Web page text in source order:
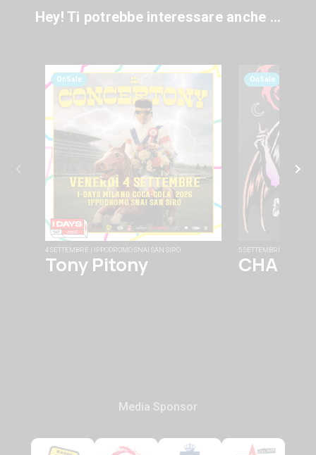
Hey! Ti potrebbe interessare anche ...
OnSale
4 SETTEMBRE | IPPODROMO SNAI SAN SIRO
Tony Pitony
OnSale
5 SETTEMBRE |
Media Sponsor